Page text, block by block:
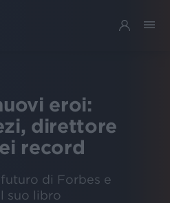
eroi:
direttore
record
di Forbes e
suo libro